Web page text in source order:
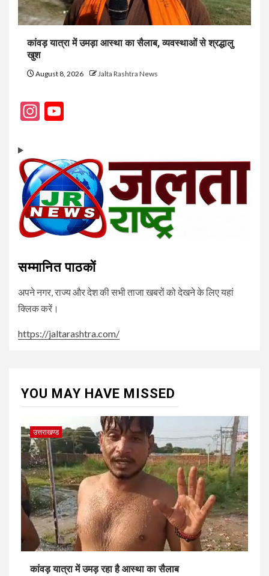
कांवड़ यात्रा में उमड़ा आस्था का सैलाब, व्यवस्थाओं से श्रद्धालु
खुश
August 8, 2026 Jalta Rashtra News
Instagram
सम्मानित पाठकों
अपने नगर, राज्य और देश की सभी ताजा खबरों को देखने के लिए यहां
क्लिक करें।
https://jaltarashtra.com/
YOU MAY HAVE MISSED
उत्तराखण्ड
कांवड़ यात्रा में उमड़ रहा है आस्था का सैलाब